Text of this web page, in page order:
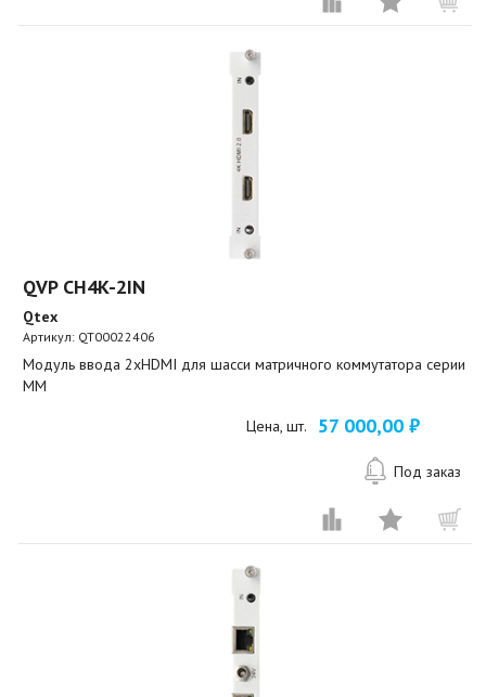
QVP CH4K-2IN
Qtex
Артикул: QT00022406
Модуль ввода 2xHDMI для шасси матричного коммутатора серии
MM
Цена, шт. 57 000,00 ₽
Под заказ